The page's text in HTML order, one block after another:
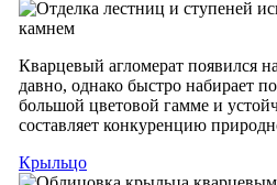
Кварцевый агломерат появился
давно, однако быстро набирает
большой цветовой гамме и
составляет конкуренцию
Крыльцо